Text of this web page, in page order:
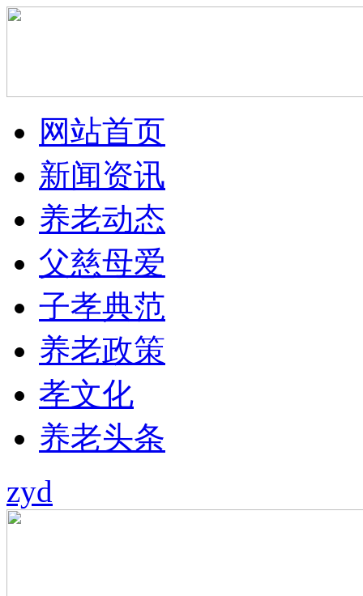
网站首页
新闻资讯
养老动态
父慈母爱
子孝典范
养老政策
孝文化
养老头条
zyd